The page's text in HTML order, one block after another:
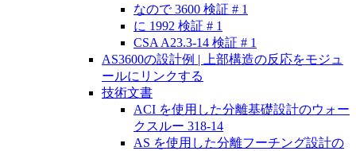
なので 3600 検証 # 1
に 1992 検証 # 1
CSA A23.3-14 検証 # 1
AS3600の設計例 | 上部構造の反応をモジュ
ールにリンクする
技術文書
ACI を使用した分離基礎設計のウォー
クスルー 318-14
AS を使用した分離フーチング設計の